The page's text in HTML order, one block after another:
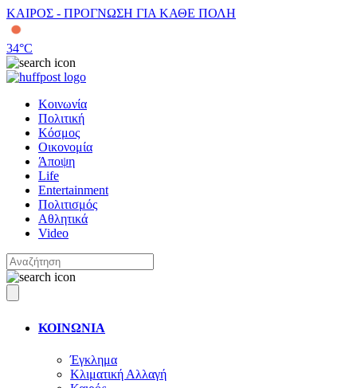
ΚΑΙΡΟΣ - ΠΡΟΓΝΩΣΗ ΓΙΑ ΚΑΘΕ ΠΟΛΗ
34°C
Κοινωνία
Πολιτική
Κόσμος
Οικονομία
Άποψη
Life
Entertainment
Πολιτισμός
Αθλητικά
Video
ΚΟΙΝΩΝΙΑ
Έγκλημα
Κλιματική Αλλαγή